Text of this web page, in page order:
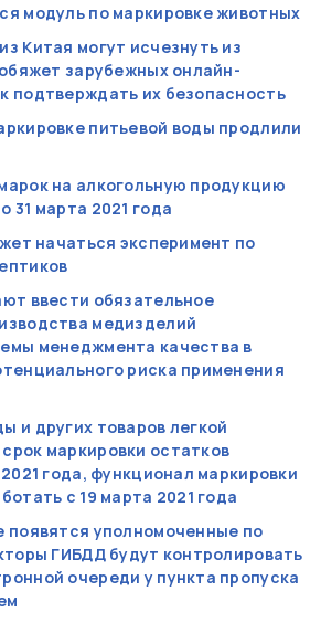
модуль по маркировке животных
Китая могут исчезнуть из
зарубежных онлайн-
подтверждать их безопасность
питьевой воды продлили
на алкогольную продукцию
31 марта 2021 года
начаться эксперимент по
ввести обязательное
медизделий
менеджмента качества в
риска применения
и других товаров легкой
маркировки остатков
года, функционал маркировки
с 19 марта 2021 года
появятся уполномоченные по
ГИБДД будут контролировать
очереди у пункта пропуска